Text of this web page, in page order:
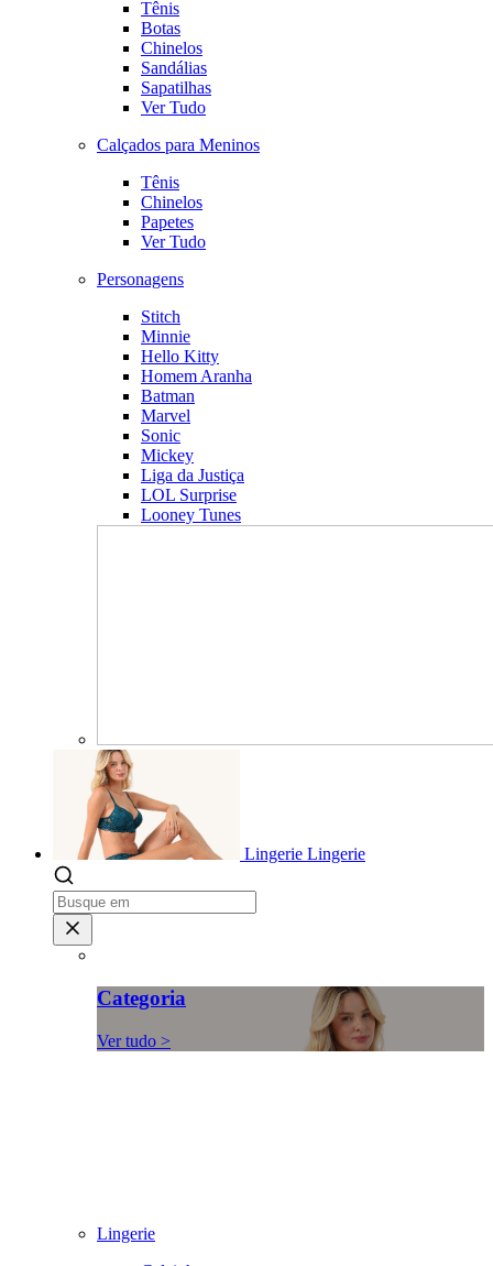
Tênis
Botas
Chinelos
Sandálias
Sapatilhas
Ver Tudo
Calçados para Meninos
Tênis
Chinelos
Papetes
Ver Tudo
Personagens
Stitch
Minnie
Hello Kitty
Homem Aranha
Batman
Marvel
Sonic
Mickey
Liga da Justiça
LOL Surprise
Looney Tunes
Lingerie Lingerie
Categoria
Ver tudo >
Lingerie